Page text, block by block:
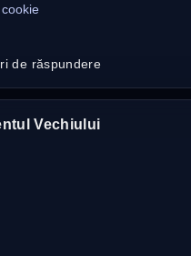
de răspundere
Vechiului